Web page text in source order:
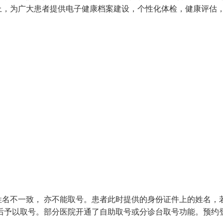
为广大患者提供电子健康档案建设，个性化体检，健康评估
不一致， 亦不能取号。患者此时提供的身份证件上的姓名，
以取号。部分医院开通了自助取号或分诊台取号功能。预约